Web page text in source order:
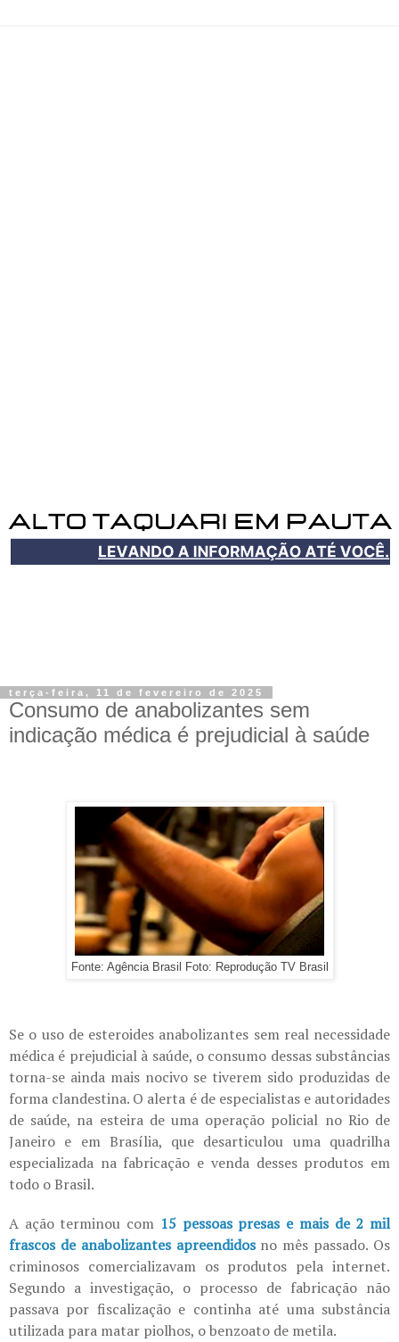
terça-feira, 11 de fevereiro de 2025
Consumo de anabolizantes sem
indicação médica é prejudicial à saúde
Fonte: Agência Brasil Foto: Reprodução TV Brasil
Se o uso de esteroides anabolizantes sem real necessidade
médica é prejudicial à saúde, o consumo dessas substâncias
torna-se ainda mais nocivo se tiverem sido produzidas de
forma clandestina. O alerta é de especialistas e autoridades
de saúde, na esteira de uma operação policial no Rio de
Janeiro e em Brasília, que desarticulou uma quadrilha
especializada na fabricação e venda desses produtos em
todo o Brasil.
A ação terminou com 15 pessoas presas e mais de 2 mil
frascos de anabolizantes apreendidos no mês passado. Os
criminosos comercializavam os produtos pela internet.
Segundo a investigação, o processo de fabricação não
passava por fiscalização e continha até uma substância
utilizada para matar piolhos, o benzoato de metila.